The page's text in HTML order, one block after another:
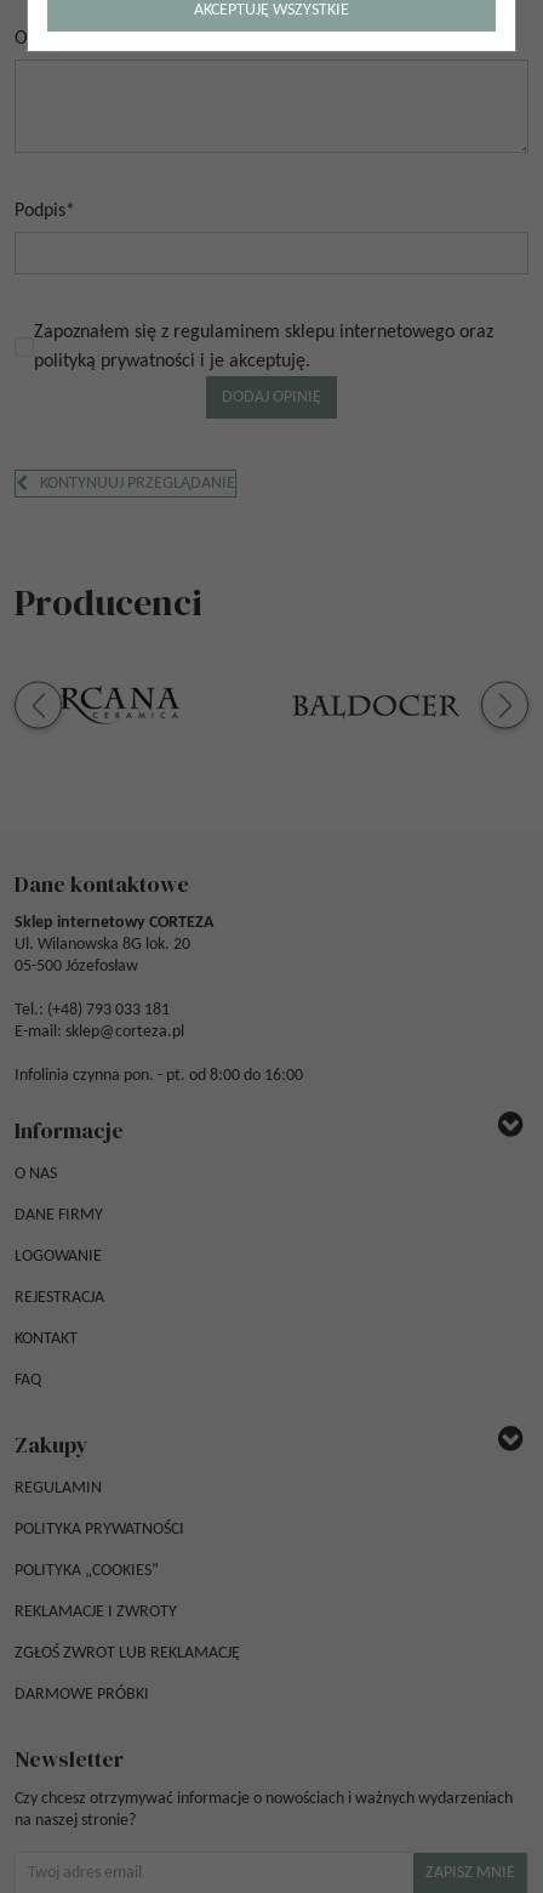
Opinia
Podpis*
Zapoznałem się z regulaminem sklepu internetowego oraz
polityką prywatności i je akceptuję.
KONTYNUUJ PRZEGLĄDANIE
Producenci
Dane kontaktowe
Sklep internetowy CORTEZA
Ul. Wilanowska 8G lok. 20
05-500 Józefosław
Tel.: (+48) 793 033 181
E-mail: sklep@corteza.pl
Infolinia czynna pon. - pt. od 8:00 do 16:00
Informacje
O NAS
DANE FIRMY
LOGOWANIE
REJESTRACJA
KONTAKT
FAQ
Zakupy
REGULAMIN
POLITYKA PRYWATNOŚCI
POLITYKA „COOKIES”
REKLAMACJE I ZWROTY
ZGŁOŚ ZWROT LUB REKLAMACJĘ
DARMOWE PRÓBKI
Newsletter
Czy chcesz otrzymywać informacje o nowościach i ważnych wydarzeniach
na naszej stronie?
AKCEPTUJĘ WSZYSTKIE